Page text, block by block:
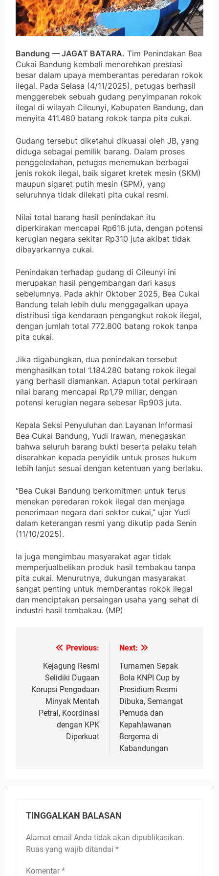
Bandung — JAGAT BATARA. Tim Penindakan Bea
Cukai Bandung kembali menorehkan prestasi
besar dalam upaya memberantas peredaran rokok
ilegal. Pada Selasa (4/11/2025), petugas berhasil
menggerebek sebuah gudang penyimpanan rokok
ilegal di wilayah Cileunyi, Kabupaten Bandung, dan
menyita 411.480 batang rokok tanpa pita cukai.
Gudang tersebut diketahui dikuasai oleh JB, yang
diduga sebagai pemilik barang. Dalam proses
penggeledahan, petugas menemukan berbagai
jenis rokok ilegal, baik sigaret kretek mesin (SKM)
maupun sigaret putih mesin (SPM), yang
seluruhnya tidak dilekati pita cukai resmi.
Nilai total barang hasil penindakan itu
diperkirakan mencapai Rp616 juta, dengan potensi
kerugian negara sekitar Rp310 juta akibat tidak
dibayarkannya cukai.
Penindakan terhadap gudang di Cileunyi ini
merupakan hasil pengembangan dari kasus
sebelumnya. Pada akhir Oktober 2025, Bea Cukai
Bandung telah lebih dulu menggagalkan upaya
distribusi tiga kendaraan pengangkut rokok ilegal,
dengan jumlah total 772.800 batang rokok tanpa
pita cukai.
Jika digabungkan, dua penindakan tersebut
menghasilkan total 1.184.280 batang rokok ilegal
yang berhasil diamankan. Adapun total perkiraan
nilai barang mencapai Rp1,79 miliar, dengan
potensi kerugian negara sebesar Rp903 juta.
Kepala Seksi Penyuluhan dan Layanan Informasi
Bea Cukai Bandung, Yudi Irawan, menegaskan
bahwa seluruh barang bukti beserta pelaku telah
diserahkan kepada penyidik untuk proses hukum
lebih lanjut sesuai dengan ketentuan yang berlaku.
“Bea Cukai Bandung berkomitmen untuk terus
menekan peredaran rokok ilegal dan menjaga
penerimaan negara dari sektor cukai,” ujar Yudi
dalam keterangan resmi yang dikutip pada Senin
(11/10/2025).
Ia juga mengimbau masyarakat agar tidak
memperjualbelikan produk hasil tembakau tanpa
pita cukai. Menurutnya, dukungan masyarakat
sangat penting untuk memberantas rokok ilegal
dan menciptakan persaingan usaha yang sehat di
industri hasil tembakau. (MP)
Navigasi
pos
Previous:
Kejagung Resmi
Selidiki Dugaan
Korupsi Pengadaan
Minyak Mentah
Petral, Koordinasi
dengan KPK
Diperkuat
Next:
Turnamen Sepak
Bola KNPI Cup by
Presidium Resmi
Dibuka, Semangat
Pemuda dan
Kepahlawanan
Bergema di
Kabandungan
TINGGALKAN BALASAN
Alamat email Anda tidak akan dipublikasikan.
Ruas yang wajib ditandai *
Komentar *